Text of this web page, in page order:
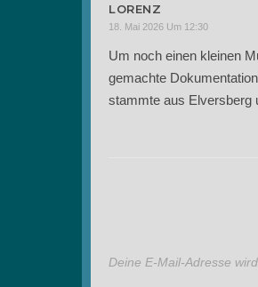
LORENZ
18. Mai 2026 Um 12:30
Um noch einen kleinen
gemachte
stammte aus Elversberg
Deine E-Mail-Adresse